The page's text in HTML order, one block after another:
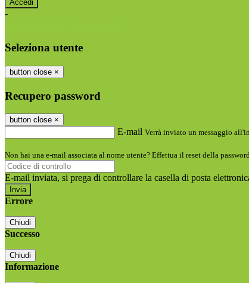
-
Seleziona utente
button close ×
Recupero password
button close ×
E-mail Verrà inviato un messaggio
Non hai una e-mail associata al nome utente? Effettua il reset della
E-mail inviata, si prega di controllare la casella di posta
Errore
Chiudi
Successo
Chiudi
Informazione